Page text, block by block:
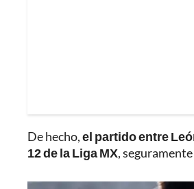
De hecho,el partido entre
12 de la Liga MX,